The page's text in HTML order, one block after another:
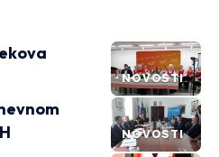
NOVOSTI
NOVOSTI